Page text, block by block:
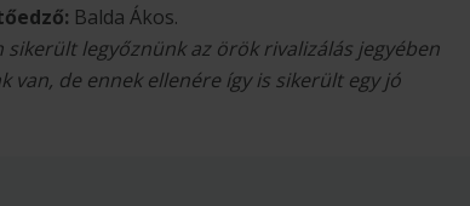
Balda Ákos.
legyőznünk az örök rivalizálás jegyében
van, de ennek ellenére így is sikerült egy jó